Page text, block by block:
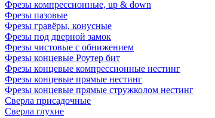
Фрезы компрессионные, up & down
Фрезы пазовые
Фрезы гравёры, конусные
Фрезы под дверной замок
Фрезы чистовые с обнижением
Фрезы концевые Роутер бит
Фрезы концевые компрессионные нестинг
Фрезы концевые прямые нестинг
Фрезы концевые прямые стружколом нестинг
Сверла присадочные
Сверла глухие